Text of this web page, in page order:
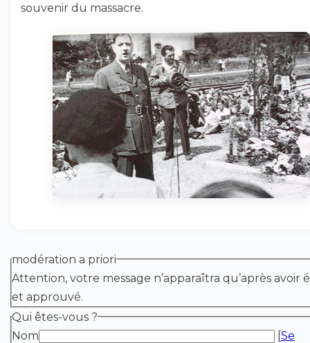
souvenir du massacre.
modération a priori
Attention, votre message n’apparaîtra qu’après avoir
et approuvé.
Qui êtes-vous ?
Nom
[Se